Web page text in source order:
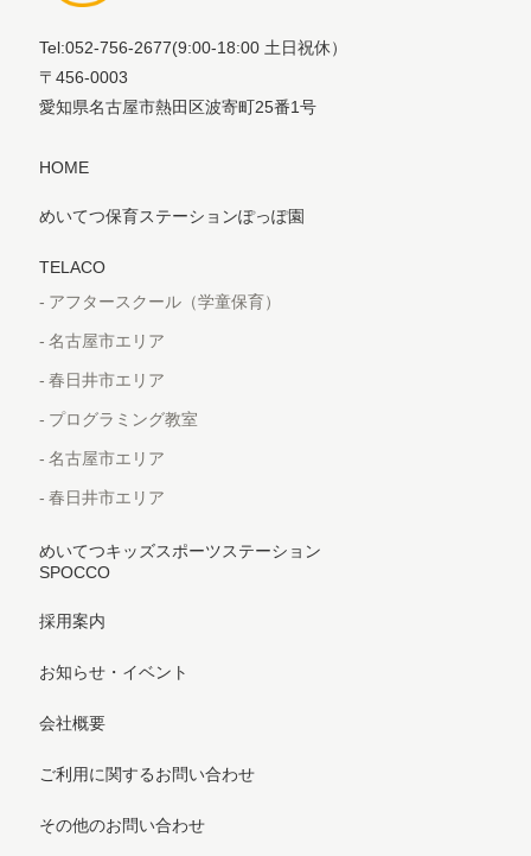
Tel:052-756-2677(9:00-18:00 土日祝休）
〒456-0003
愛知県名古屋市熱田区波寄町25番1号
HOME
めいてつ保育ステーションぽっぽ園
TELACO
アフタースクール（学童保育）
名古屋市エリア
春日井市エリア
プログラミング教室
名古屋市エリア
春日井市エリア
めいてつキッズスポーツステーション
SPOCCO
採用案内
お知らせ・イベント
会社概要
ご利用に関するお問い合わせ
その他のお問い合わせ